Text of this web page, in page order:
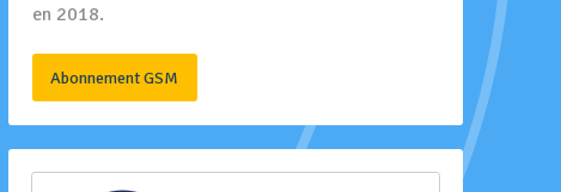
en 2018.
Abonnement GSM